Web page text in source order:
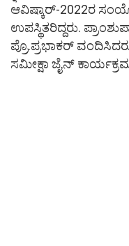
ಆವಿಷ್ಕಾರ್-2022ರ
ಉಪಸ್ಥಿತರಿದ್ದರು.
ಪ್ರೊ.ಪ್ರಭಾಕರ್
ಸಮೀಕ್ಷಾ ಜೈನ್